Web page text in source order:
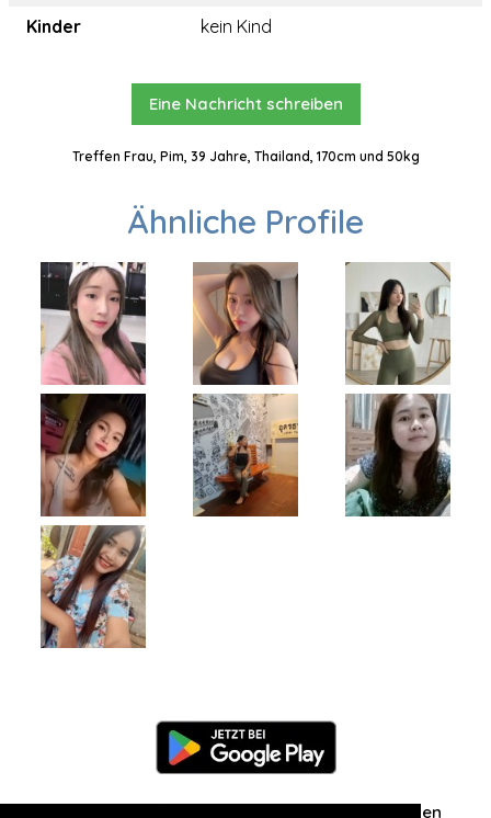
Kinder
kein Kind
Eine Nachricht schreiben
Treffen Frau, Pim, 39 Jahre, Thailand, 170cm und 50kg
Ähnliche Profile
Zuschriften/Erfahrungen